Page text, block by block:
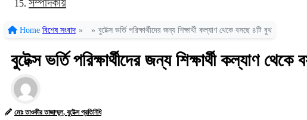
Home বিশেষ সংবাদ » » বুটেক্স ভর্তি পরিক্ষার্থীদের জন্য শিক্ষার্থী কল্যাণ থেকে বসছে ৪টি বুথ
বুটেক্স ভর্তি পরিক্ষার্থীদের জন্য শিক্ষার্থী কল্যাণ
মোঃ তাওকীর তাজাম্মুল, বুটেক্স প্রতিনিধি